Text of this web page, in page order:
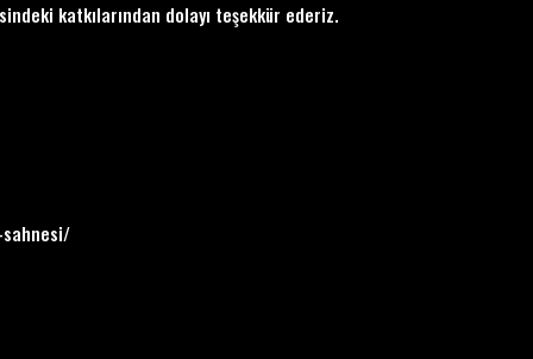
katkılarından dolayı teşekkür ederiz.